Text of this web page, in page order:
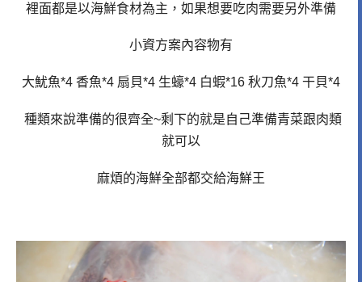
裡面都是以海鮮食材為主，如果想要吃肉需要另外準備
小資方案內容物有
大魷魚*4 香魚*4 扇貝*4 生蠔*4 白蝦*16 秋刀魚*4 干貝*4
種類來說準備的很齊全~剩下的就是自己準備青菜跟肉類
就可以
麻煩的海鮮全部都交給海鮮王